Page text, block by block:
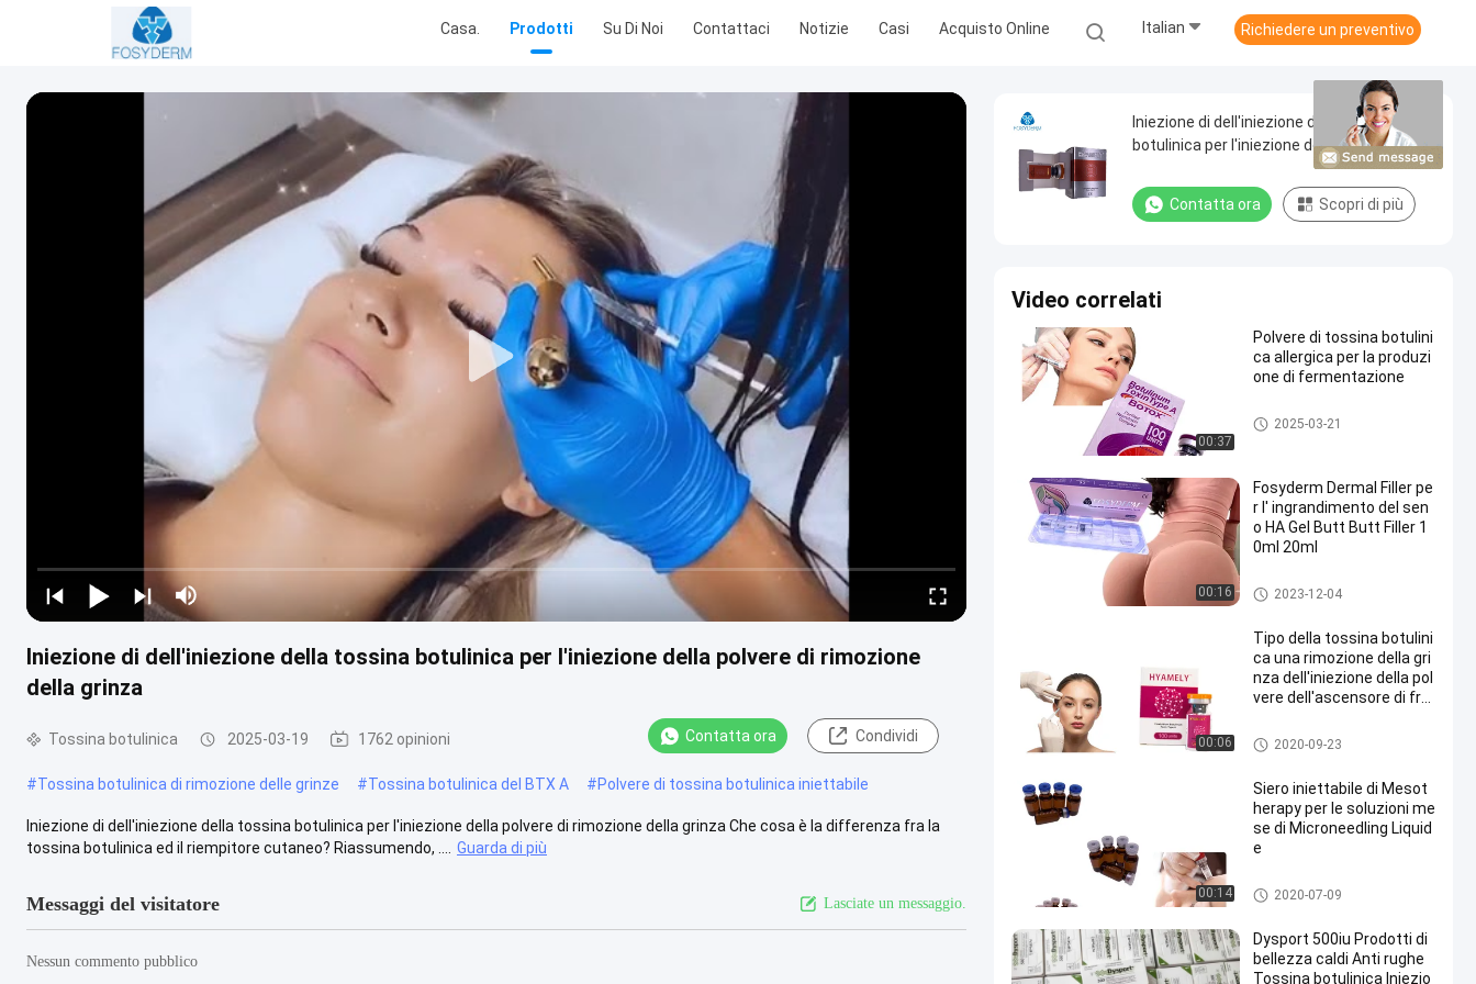
Casa. Prodotti Su Di Noi Contattaci Notizie Casi Acquisto Online Italian Richiedere un preventivo
Iniezione di dell'iniezione della tossina botulinica per l'iniezione della polvere di rimozione
della grinza
Tossina botulinica 2025-03-19 1762 opinioni Contatta ora Condividi
#Tossina botulinica di rimozione delle grinze #Tossina botulinica del BTX A #Polvere di tossina botulinica iniettabile
Iniezione di dell'iniezione della tossina botulinica per l'iniezione della polvere di rimozione della grinza Che cosa è la differenza fra la
tossina botulinica ed il riempitore cutaneo? Riassumendo, ....
Guarda di più
Messaggi del visitatore Lasciate un messaggio.
Nessun commento pubblico
Iniezione di dell'iniezione della tossina
botulinica per l'iniezione della polvere di
Contatta ora Scopri di più
Video correlati
00:37
Polvere di tossina botulini
ca allergica per la produzi
one di fermentazione
Tossina botulinica
2025-03-21
00:16
Fosyderm Dermal Filler pe
r l' ingrandimento del sen
o HA Gel Butt Butt Filler 1
0ml 20ml
Riempitore del seno dell'acido
ialuronico
2023-12-04
00:06
Tipo della tossina botulini
ca una rimozione della gri
nza dell'iniezione della pol
vere dell'ascensore di fro
riempitore cutaneo dell'acido i
aluronico
2020-09-23
00:14
Siero iniettabile di Mesot
herapy per le soluzioni me
se di Microneedling Liquid
e
Siero di Mesotherapy
2020-07-09
Dysport 500iu Prodotti di
bellezza caldi Anti rughe
Tossina botulinica Iniezio